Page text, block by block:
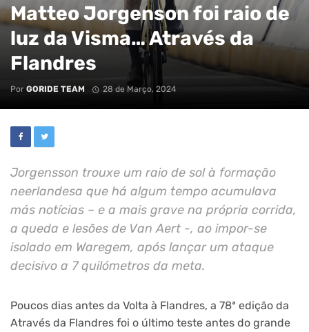
Matteo Jorgenson foi raio de
luz da Visma… Através da
Flandres
Por GORIDE TEAM 28 de Março, 2024
Jorgensson trouxe um raio de sol à formação
neerlandesa que há algum tempo acumulava
más notícias – e a mais grave na própria corrida,
a queda e lesões de Van Aert -, ao impor-se
isolado em Waregem, após lançar um ataque
decisivo a 7 quilómetros da meta.
Poucos dias antes da Volta à Flandres, a 78ª edição da
Através da Flandres foi o último teste antes do grande